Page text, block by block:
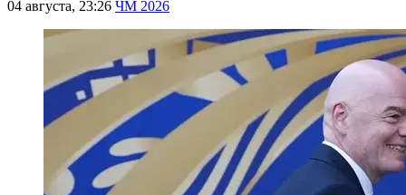
04 августа, 23:26 ЧМ 2026